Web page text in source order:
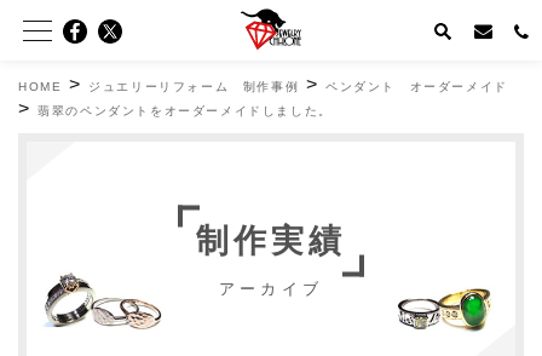
HOME > ジュエリーリフォーム 制作事例 >ペンダント オーダーメイド
>翡翠のペンダントをオーダーメイドしました。
制作実績
アーカイブ